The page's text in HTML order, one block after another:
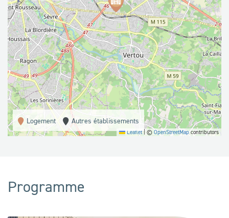
Logement Autres établissements
Leaflet | © OpenStreetMapcontributors
Programme